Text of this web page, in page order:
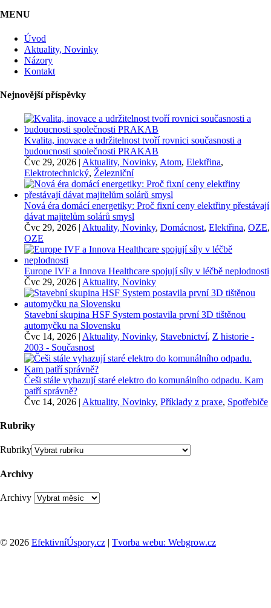
MENU
Úvod
Aktuality, Novinky
Názory
Kontakt
Nejnovější příspěvky
Kvalita, inovace a udržitelnost tvoří rovnici současnosti a
budoucnosti společnosti PRAKAB
Čvc 29, 2026 | Aktuality, Novinky, Atom, Elektřina,
Elektrotechnický, Železniční
Nová éra domácí energetiky: Proč fixní ceny elektřiny přestávají
dávat majitelům solárů smysl
Čvc 29, 2026 | Aktuality, Novinky, Domácnost, Elektřina, OZE,
OZE
Europe IVF a Innova Healthcare spojují síly v léčbě neplodnosti
Čvc 29, 2026 | Aktuality, Novinky
Stavební skupina HSF System postavila první 3D tištěnou
automyčku na Slovensku
Čvc 14, 2026 | Aktuality, Novinky, Stavebnictví, Z historie -
2003 - Současnost
Češi stále vyhazují staré elektro do komunálního odpadu. Kam
patří správně?
Čvc 14, 2026 | Aktuality, Novinky, Příklady z praxe, Spotřebiče
Rubriky
Rubriky
Archivy
Archivy
© 2026 EfektivníÚspory.cz | Tvorba webu: Webgrow.cz